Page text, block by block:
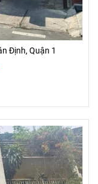
Định, Quận 1